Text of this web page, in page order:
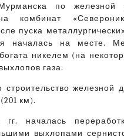
по железной
комбинат
пуска
началась на месте.
никелем (на
газа.
строительство железной
км).
гг. началась
выхлопами